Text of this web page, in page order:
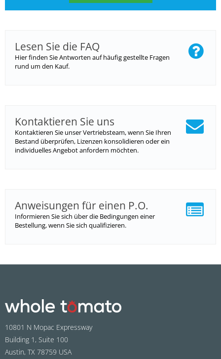
Lesen Sie die FAQ
Hier finden Sie Antworten auf häufig gestellte Fragen
rund um den Kauf.
Kontaktieren Sie uns
Kontaktieren Sie unser Vertriebsteam, wenn Sie Ihren
Bestand überprüfen, Lizenzen konsolidieren oder ein
individuelles Angebot anfordern möchten.
Anweisungen für einen P.O.
Informieren Sie sich über die Bedingungen einer
Bestellung, wenn Sie sich qualifizieren.
10801 N Mopac Expressway
Building 1, Suite 100
Austin, TX 78759 USA